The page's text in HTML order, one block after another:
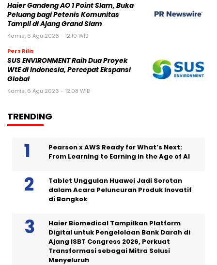
Haier Gandeng AO 1 Point Slam, Buka
Peluang bagi Petenis Komunitas
Tampil di Ajang Grand Slam
Kamis, 6 Agu 2026 - 12:10 WIB
Pers Rilis
SUS ENVIRONMENT Raih Dua Proyek
WtE di Indonesia, Percepat Ekspansi
Global
Kamis, 6 Agu 2026 - 12:08 WIB
TRENDING
Pearson x AWS Ready for What’s Next:
From Learning to Earning in the Age of AI
Tablet Unggulan Huawei Jadi Sorotan
dalam Acara Peluncuran Produk Inovatif
di Bangkok
Haier Biomedical Tampilkan Platform
Digital untuk Pengelolaan Bank Darah di
Ajang ISBT Congress 2026, Perkuat
Transformasi sebagai Mitra Solusi
Menyeluruh